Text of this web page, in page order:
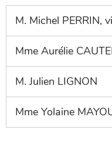
M. Michel PERRIN,
Mme Aurélie
M. Julien LIGNON
Mme Yolaine